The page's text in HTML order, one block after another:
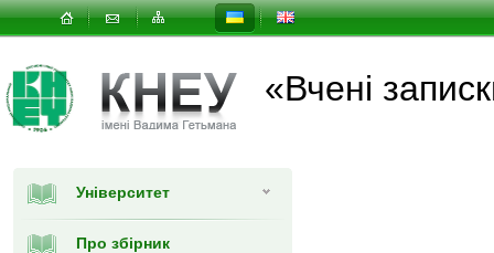
«Вчені
Університет
Про збірник